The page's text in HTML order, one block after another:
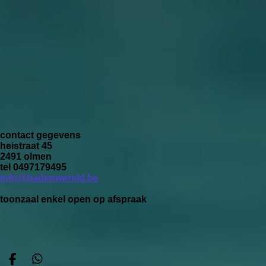
contact gegevens
heistraat 45
2491 olmen
tel 0497179495
info@badenwereld.be
toonzaal enkel open op afspraak
F W